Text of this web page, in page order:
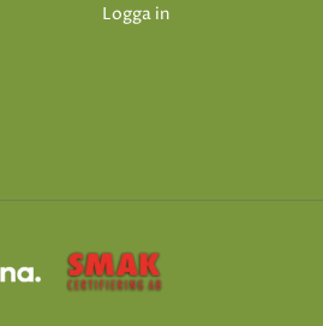
Logga in